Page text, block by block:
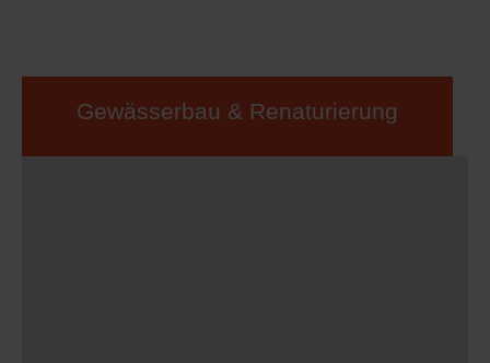
Gewässerbau & Renaturierung